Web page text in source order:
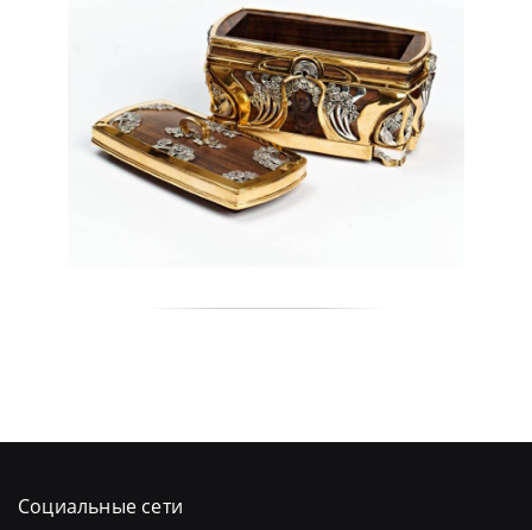
Социальные сети